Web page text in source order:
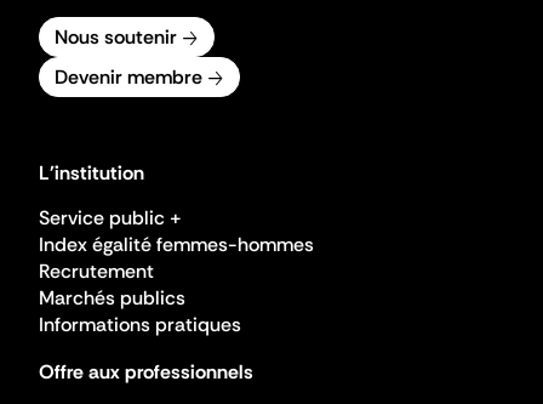
Nous soutenir
Devenir membre
L'institution
Service public +
Index égalité femmes-hommes
Recrutement
Marchés publics
Informations pratiques
Offre aux professionnels